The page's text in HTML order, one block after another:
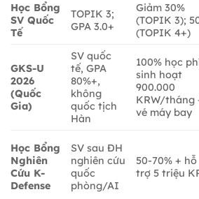
Học Bổng
SV Quốc
Tế
TOPIK 3;
GPA 3.0+
Giảm 30%
(TOPIK 3);
(TOPIK 4+)
GKS-U
2026
(Quốc
Gia)
SV quốc
tế, GPA
80%+,
không
quốc tịch
Hàn
100% học
sinh hoạt
900.000
KRW/tháng
vé máy bay
Học Bổng
Nghiên
Cứu K-
Defense
SV sau ĐH
nghiên cứu
quốc
phòng/AI
50-70% + hỗ
trợ 5 triệu